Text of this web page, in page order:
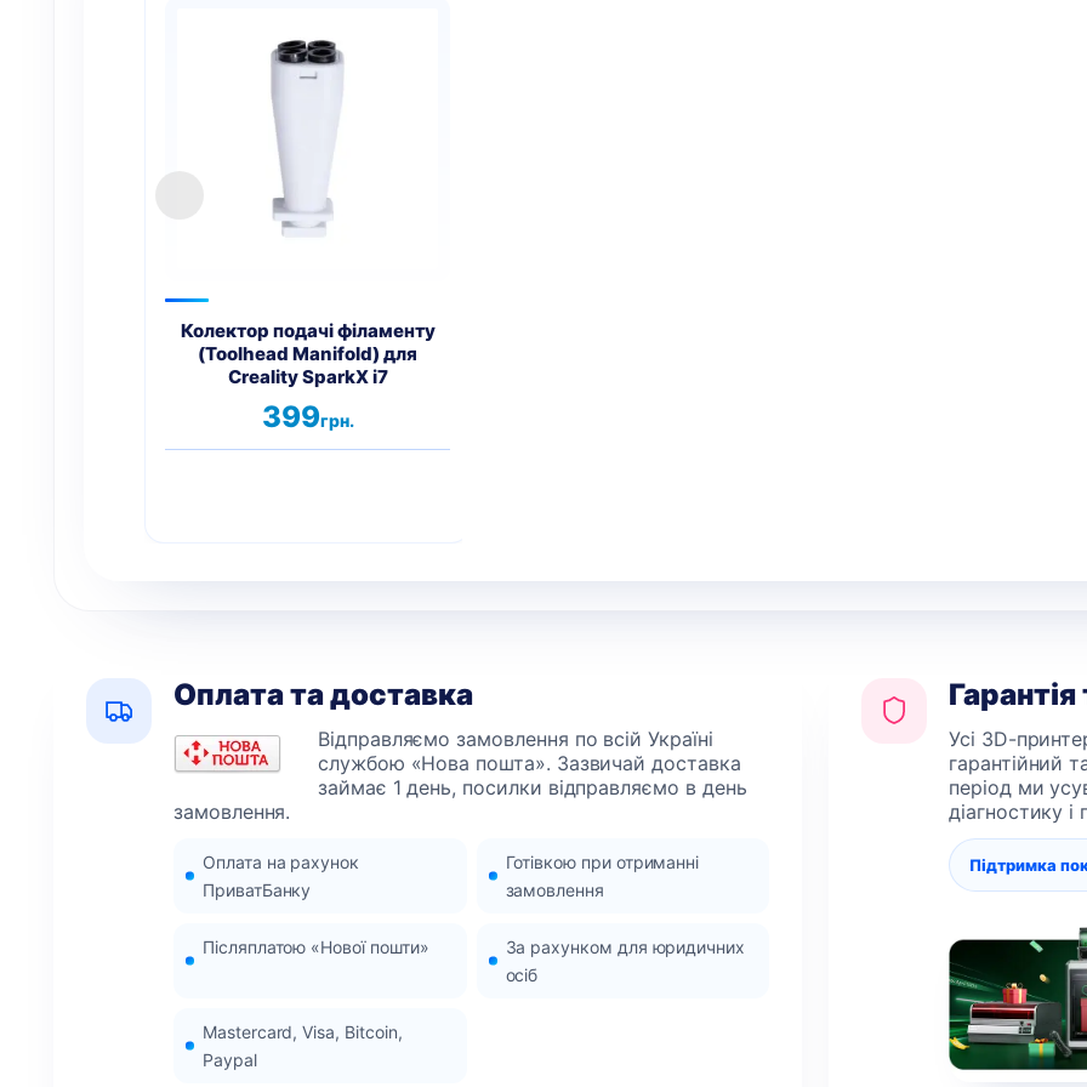
Колектор подачі філаменту
(Toolhead Manifold) для
Creality SparkX i7
399грн.
Оплата та доставка
Відправляємо замовлення по всій Україні
службою «Нова пошта». Зазвичай доставка
займає 1 день, посилки відправляємо в день
замовлення.
Оплата на рахунок
ПриватБанку
Готівкою при отриманні
замовлення
Післяплатою «Нової пошти»
За рахунком для юридичних
осіб
Mastercard, Visa, Bitcoin,
Paypal
Усі 3D-
гарантійний
період ми
діагностику
Підтримка